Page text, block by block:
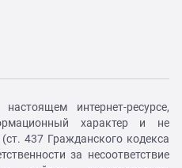
интернет-ресурсе,
характер и не
437 Гражданского кодекса
за несоответствие